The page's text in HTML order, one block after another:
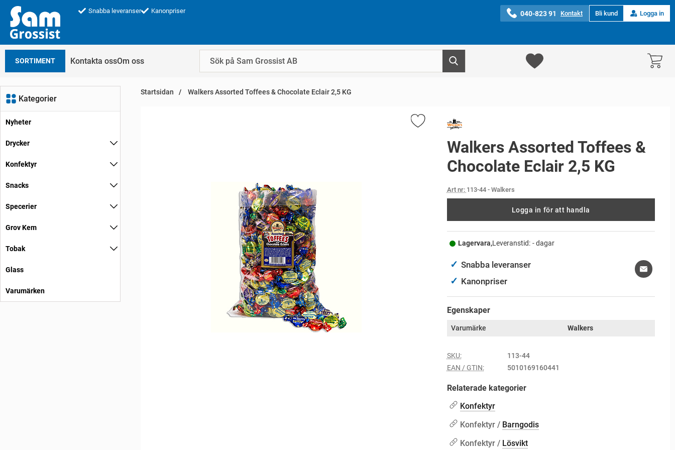
Snabba leveranser Kanonpriser 040-823 91 Kontakt Bli kund Logga in
SORTIMENT Kontakta ossOm oss
Kategorier
Nyheter
Drycker
Konfektyr
Snacks
Specerier
Grov Kem
Tobak
Glass
Varumärken
Startsidan Walkers Assorted Toffees & Chocolate Eclair 2,5 KG
Walkers Assorted Toffees &
Chocolate Eclair 2,5 KG
Art nr: 113-44- Walkers
Logga in för att handla
Lagervara,Leveranstid: - dagar
✓ Snabba leveranser
✓ Kanonpriser
Egenskaper
Varumärke Walkers
SKU:
113-44
EAN / GTIN:
5010169160441
Relaterade kategorier
Konfektyr
Konfektyr / Barngodis
Konfektyr / Lösvikt